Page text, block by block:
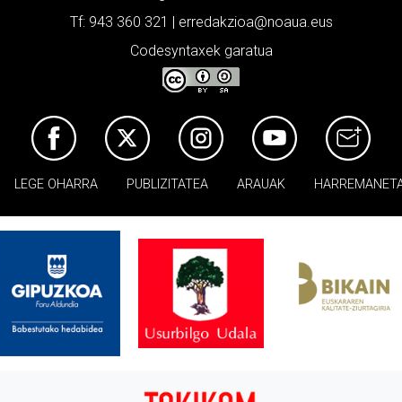
Tf: 943 360 321 | erredakzioa@noaua.eus
Codesyntaxek garatua
LEGE OHARRA PUBLIZITATEA ARAUAK